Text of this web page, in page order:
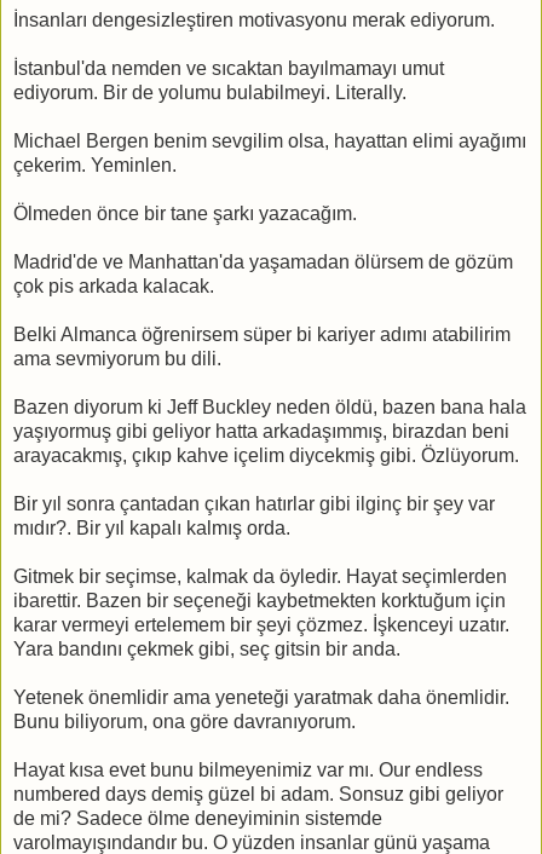
İnsanları dengesizleştiren motivasyonu merak ediyorum.
İstanbul'da nemden ve sıcaktan bayılmamayı umut
ediyorum. Bir de yolumu bulabilmeyi. Literally.
Michael Bergen benim sevgilim olsa, hayattan elimi ayağımı
çekerim. Yeminlen.
Ölmeden önce bir tane şarkı yazacağım.
Madrid'de ve Manhattan'da yaşamadan ölürsem de gözüm
çok pis arkada kalacak.
Belki Almanca öğrenirsem süper bi kariyer adımı atabilirim
ama sevmiyorum bu dili.
Bazen diyorum ki Jeff Buckley neden öldü, bazen bana hala
yaşıyormuş gibi geliyor hatta arkadaşımmış, birazdan beni
arayacakmış, çıkıp kahve içelim diycekmiş gibi. Özlüyorum.
Bir yıl sonra çantadan çıkan hatırlar gibi ilginç bir şey var
mıdır?. Bir yıl kapalı kalmış orda.
Gitmek bir seçimse, kalmak da öyledir. Hayat seçimlerden
ibarettir. Bazen bir seçeneği kaybetmekten korktuğum için
karar vermeyi ertelemem bir şeyi çözmez. İşkenceyi uzatır.
Yara bandını çekmek gibi, seç gitsin bir anda.
Yetenek önemlidir ama yeneteği yaratmak daha önemlidir.
Bunu biliyorum, ona göre davranıyorum.
Hayat kısa evet bunu bilmeyenimiz var mı. Our endless
numbered days demiş güzel bi adam. Sonsuz gibi geliyor
de mi? Sadece ölme deneyiminin sistemde
varolmayışındandır bu. O yüzden insanlar günü yaşama